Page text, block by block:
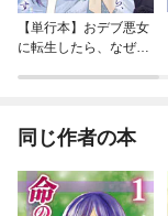
【単行本】おデブ悪女
に転生したら、なぜか
同じ作者の本